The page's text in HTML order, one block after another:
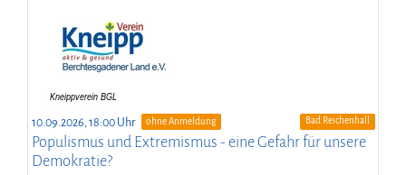
10.09.2026, 18:00 Uhr ohne Anmeldung Bad Reichenhall
Populismus und Extremismus - eine Gefahr für unsere
Demokratie?